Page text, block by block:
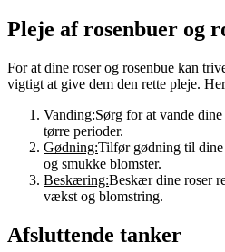
Pleje af rosenbuer og
For at dine roser og rosenbue kan
vigtigt at give dem den rette pleje.
Vanding:Sørg for at vande
tørre perioder.
Gødning:Tilfør gødning til
og smukke blomster.
Beskæring:Beskær dine roser
vækst og blomstring.
Afsluttende tanker